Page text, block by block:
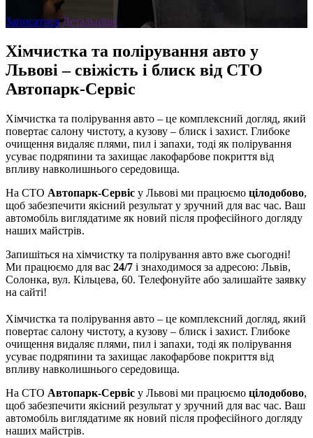
Записатися Детальніше
Хімчистка та полірування авто у
Львові – свіжість і блиск від СТО
Автопарк-Сервіс
Хімчистка та полірування авто – це комплексний догляд, який
повертає салону чистоту, а кузову – блиск і захист. Глибоке
очищення видаляє плями, пил і запахи, тоді як полірування
усуває подряпини та захищає лакофарбове покриття від
впливу навколишнього середовища.
На СТО Автопарк-Сервіс у Львові ми працюємо цілодобово,
щоб забезпечити якісний результат у зручний для вас час. Ваш
автомобіль виглядатиме як новий після професійного догляду
наших майстрів.
Запишіться на хімчистку та полірування авто вже сьогодні!
Ми працюємо для вас 24/7 і знаходимося за адресою: Львів,
Солонка, вул. Кільцева, 60. Телефонуйте або залишайте заявку
на сайті!
Хімчистка та полірування авто – це комплексний догляд, який
повертає салону чистоту, а кузову – блиск і захист. Глибоке
очищення видаляє плями, пил і запахи, тоді як полірування
усуває подряпини та захищає лакофарбове покриття від
впливу навколишнього середовища.
На СТО Автопарк-Сервіс у Львові ми працюємо цілодобово,
щоб забезпечити якісний результат у зручний для вас час. Ваш
автомобіль виглядатиме як новий після професійного догляду
наших майстрів.